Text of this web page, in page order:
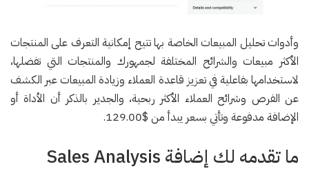
وأدوات تحليل المبيعات الخاصة بها تتيح إمكانية التعرف على المنتجات
الأكثر مبيعات والشرائح المختلفة لجمهورك والمنتجات التي تفضلها،
لاستخدامها بفاعلية في تعزيز قاعدة العملاء وزيادة المبيعات عبر الكشف
عن الفرص وشرائح العملاء الأكثر ربحية، والجدير بالذكر أن الأداة أو
الإضافة مدفوعة وتأتي بسعر يبدأ من $129.00.
ما تقدمه لك إضافة Sales Analysis